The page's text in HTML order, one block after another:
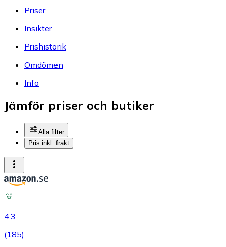
Priser
Insikter
Prishistorik
Omdömen
Info
Jämför priser och butiker
Alla filter
Pris inkl. frakt
4.3
(185)